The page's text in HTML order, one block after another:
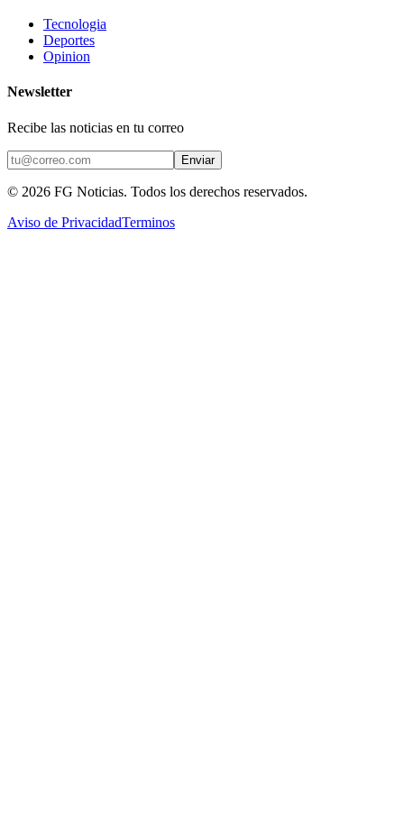
Tecnologia
Deportes
Opinion
Newsletter
Recibe las noticias en tu correo
Enviar
© 2026 FG Noticias. Todos los derechos reservados.
Aviso de PrivacidadTerminos